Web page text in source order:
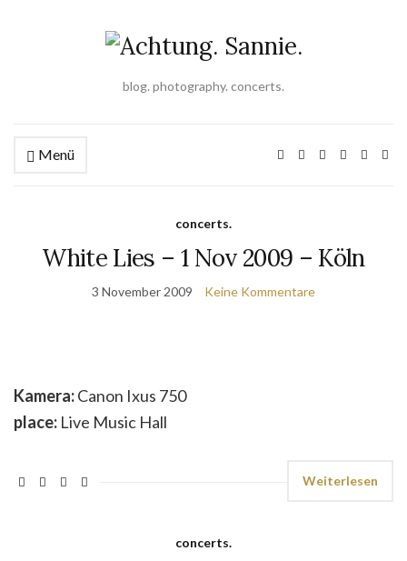
blog. photography. concerts.
Menü
concerts.
White Lies – 1 Nov 2009 – Köln
3 November 2009 Keine Kommentare
Kamera:Canon Ixus 750
place: Live Music Hall
Weiterlesen
concerts.